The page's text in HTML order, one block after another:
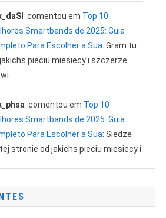
comentou em Top 10
Smartbands de 2025: Guia
Para Escolher a Sua: Gram tu
pieciu miesiecy i szczerze
comentou em Top 10
Smartbands de 2025: Guia
Para Escolher a Sua: Siedze
stronie od jakichs pieciu miesiecy i